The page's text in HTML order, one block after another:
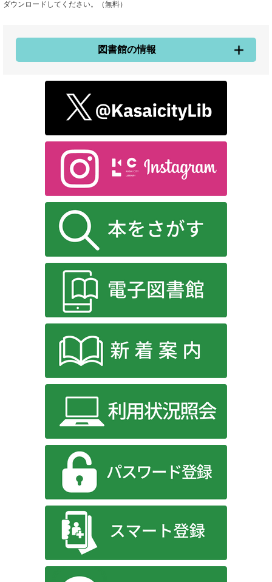
ダウンロードしてください。（無料）
図書館の情報